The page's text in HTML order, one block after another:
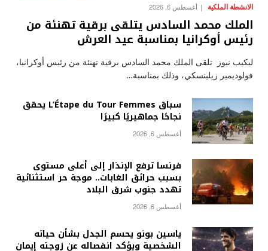
الانشطة الملكية أغسطس 6, 2026
الملك محمد السادس يتلقى برقية تهنئة من
رئيس أوكرانيا بمناسبة عيد العرش
ليكيب نيوز تلقى الملك محمد السادس برقية تهنئة من رئيس أوكرانيا،
فولوديمير زيلينسكي، وذلك بمناسبة…
سباق L’Étape du Tour Femmes يحقق
نجاحًا جماهيريًا كبيرًا
أغسطس 6, 2026
فرنسا ترفع الإنذار إلى أعلى مستوى
بسبب حرائق الغابات.. موجة حر استثنائية
تهدد جنوب شرق البلاد
أغسطس 6, 2026
ياسين بونو يحسم الجدل بشأن حياته
الشخصية ويؤكد انفصاله عن زوجته إيمان